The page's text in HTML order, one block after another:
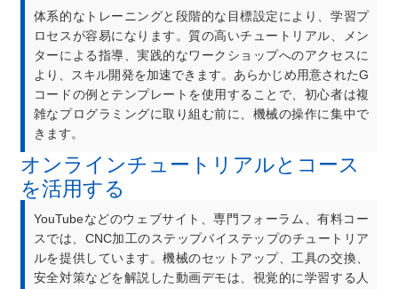
体系的なトレーニングと段階的な目標設定により、学習プ
ロセスが容易になります。質の高いチュートリアル、メン
ターによる指導、実践的なワークショップへのアクセスに
より、スキル開発を加速できます。あらかじめ用意されたG
コードの例とテンプレートを使用することで、初心者は複
雑なプログラミングに取り組む前に、機械の操作に集中で
きます。
オンラインチュートリアルとコース
を活用する
YouTubeなどのウェブサイト、専門フォーラム、有料コー
スでは、CNC加工のステップバイステップのチュートリア
ルを提供しています。機械のセットアップ、工具の交換、
安全対策などを解説した動画デモは、視覚的に学習する人